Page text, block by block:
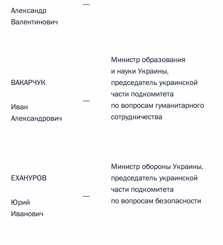
Александр
Валентинович
—
ВАКАРЧУК
Иван
Александрович
—
Министр образования
и науки Украины,
председатель украинской
части подкомитета
по вопросам гуманитарного
сотрудничества
ЕХАНУРОВ
Юрий
Иванович
—
Министр обороны Украины,
председатель украинской
части подкомитета
по вопросам безопасности